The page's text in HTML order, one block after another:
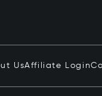
UsAffiliate Login